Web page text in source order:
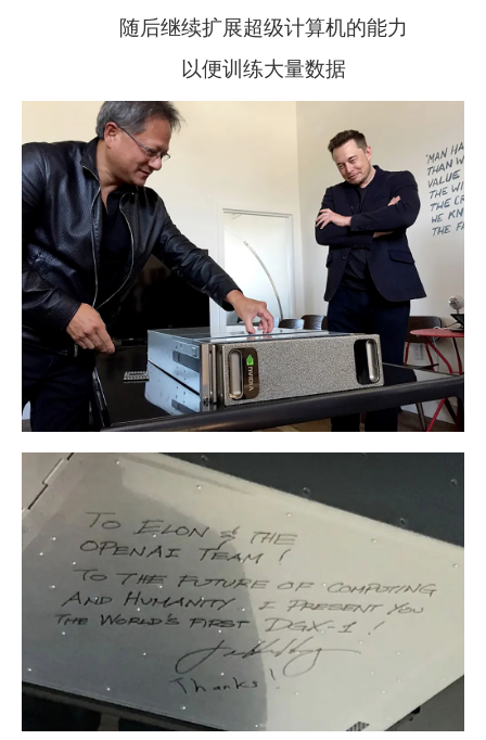
随后继续扩展超级计算机的能力
以便训练大量数据